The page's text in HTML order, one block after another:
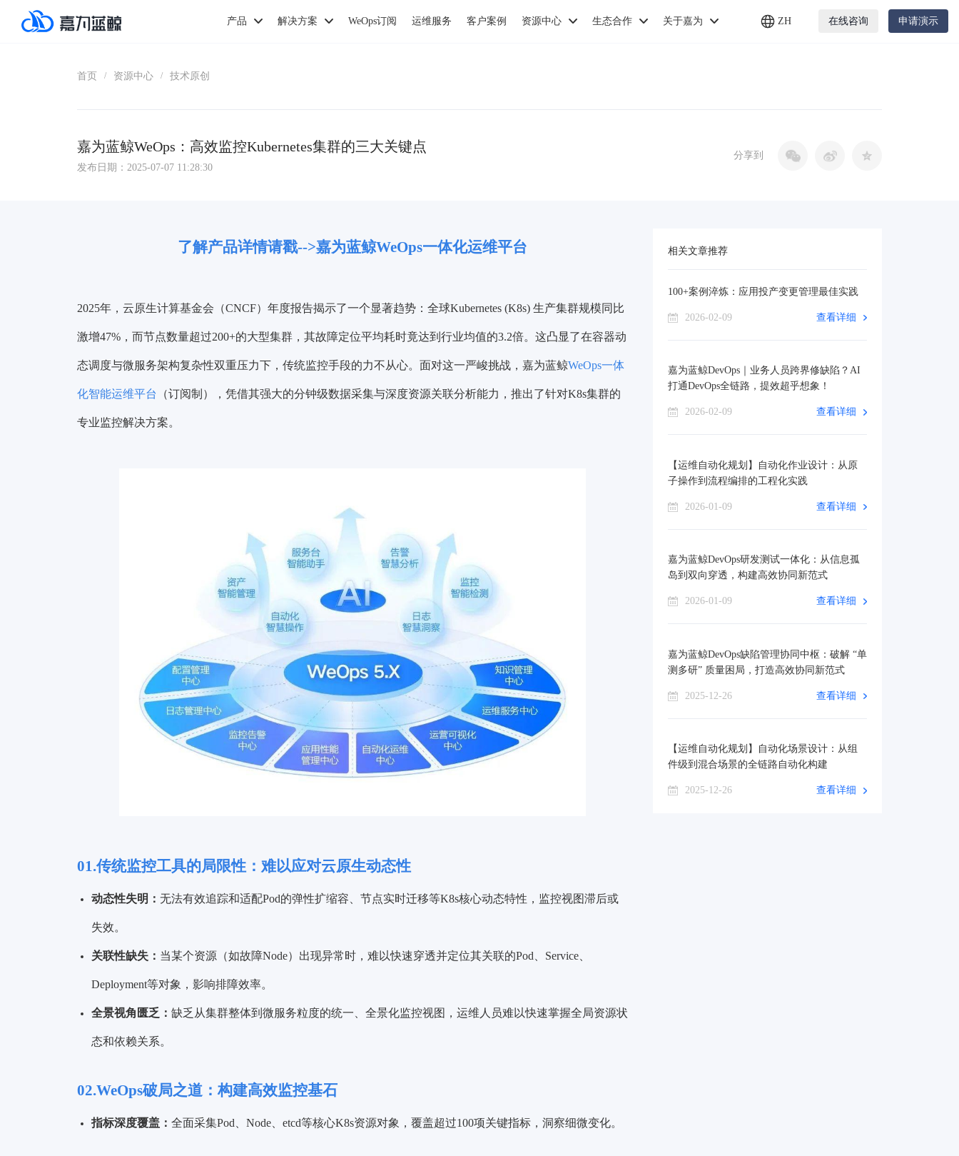
产品 解决方案 WeOps订阅 运维服务 客户案例 资源中心 生态合作 关于嘉为 ZH 在线咨询 申请演示
首页 / 资源中心 / 技术原创
嘉为蓝鲸WeOps：高效监控Kubernetes集群的三大关键点
发布日期：2025-07-07 11:28:30
分享到
了解产品详情请戳-->嘉为蓝鲸WeOps一体化运维平台
2025年，云原生计算基金会（CNCF）年度报告揭示了一个显著趋势：全球Kubernetes (K8s) 生产集群规模同比
激增47%，而节点数量超过200+的大型集群，其故障定位平均耗时竟达到行业均值的3.2倍。这凸显了在容器动
态调度与微服务架构复杂性双重压力下，传统监控手段的力不从心。面对这一严峻挑战，嘉为蓝鲸WeOps一体
化智能运维平台 （订阅制），凭借其强大的分钟级数据采集与深度资源关联分析能力，推出了针对K8s集群的
专业监控解决方案。
01.传统监控工具的局限性：难以应对云原生动态性
动态性失明： 无法有效追踪和适配Pod的弹性扩缩容、节点实时迁移等K8s核心动态特性，监控视图滞后或
失效。
关联性缺失： 当某个资源（如故障Node）出现异常时，难以快速穿透并定位其关联的Pod、Service、
Deployment等对象，影响排障效率。
全景视角匮乏： 缺乏从集群整体到微服务粒度的统一、全景化监控视图，运维人员难以快速掌握全局资源状
态和依赖关系。
02.WeOps破局之道：构建高效监控基石
指标深度覆盖： 全面采集Pod、Node、etcd等核心K8s资源对象，覆盖超过100项关键指标，洞察细微变化。
相关文章推荐
100+案例淬炼：应用投产变更管理最佳实践
2026-02-09 查看详细
嘉为蓝鲸DevOps｜业务人员跨界修缺陷？AI
打通DevOps全链路，提效超乎想象！
2026-02-09 查看详细
【运维自动化规划】自动化作业设计：从原
子操作到流程编排的工程化实践
2026-01-09 查看详细
嘉为蓝鲸DevOps研发测试一体化：从信息孤
岛到双向穿透，构建高效协同新范式
2026-01-09 查看详细
嘉为蓝鲸DevOps缺陷管理协同中枢：破解 “单
测多研” 质量困局，打造高效协同新范式
2025-12-26 查看详细
【运维自动化规划】自动化场景设计：从组
件级到混合场景的全链路自动化构建
2025-12-26 查看详细